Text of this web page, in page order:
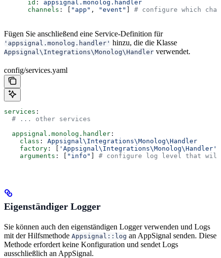
      id
: appsignal.monolog.handler
      channels
: [ "app" , "event" # configure which
Fügen Sie anschließend eine Service-Definition für
'appsignal.monolog.handler' hinzu, die die Klasse
Appsignal\Integrations\Monolog\Handler verwendet.
config/services.yaml
services :
  # ... other services
  appsignal.monolog.handler
:
    class
: Appsignal\Integrations\Monolog\Handler
    factory
: [ 'Appsignal\Integrations\Monolog\Handler'
    arguments
: [ "info" # configure log level that will
Eigenständiger Logger
Sie können auch den eigenständigen Logger verwenden und Logs
mit der Hilfsmethode Appsignal::log an AppSignal senden. Diese
Methode erfordert keine Konfiguration und sendet Logs
ausschließlich an AppSignal.